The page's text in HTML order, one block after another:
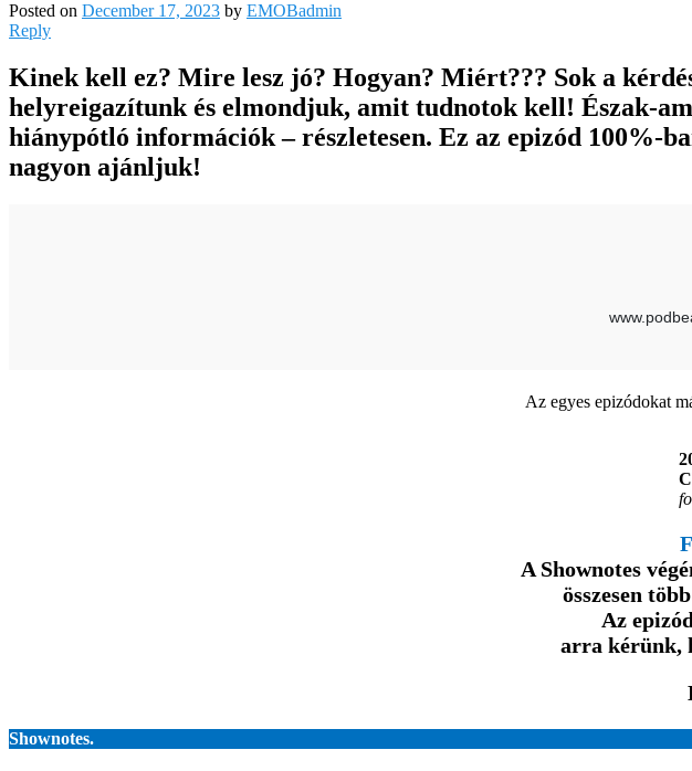
Posted on December 17, 2023 by EMOBadmin
Reply
Kinek kell ez? Mire lesz jó? Hogyan? Miért??? Sok a
helyreigazítunk és elmondjuk, amit tudnotok kell! Észak-
hiánypótló információk – részletesen. Ez az epizód
nagyon ajánljuk!
Az egyes epizódokat
A Shownotes
összesen
Az
arra kérünk,
Shownotes.